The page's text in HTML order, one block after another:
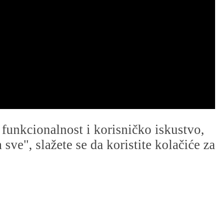
i korisničko iskustvo,
slažete se da koristite kolačiće za